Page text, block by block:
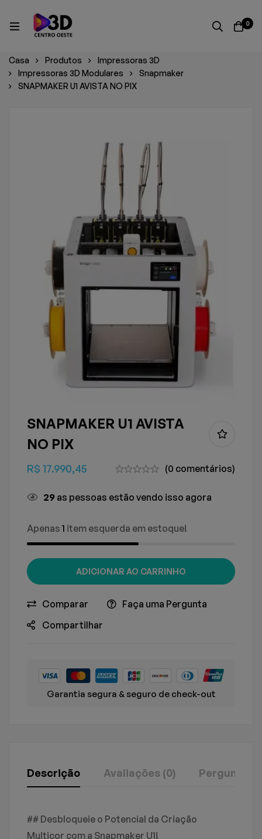
0
Casa Produtos
Impressoras 3D
Impressoras 3D Modulares
Snapmaker
SNAPMAKER U1 AVISTA NO PIX
SNAPMAKER U1 AVISTA
NO PIX
R$ 17.990,45 (0 comentários)
30 as pessoas estão vendo isso agora
Apenas 1 item esquerda em estoque!
ADICIONAR AO CARRINHO
Comparar
Faça uma Pergunta
Compartilhar
Garantia segura & seguro de check-out
Descrição Avaliações (0) Perguntas
## Desbloqueie o Potencial da Criação
Multicor com a Snapmaker U1!
Avaliação E Revisão
Perguntas & Respostas